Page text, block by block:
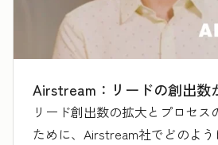
Airstream：リードの創出数
リード創出数の拡大とプロセス
ために、Airstream社でどのよ